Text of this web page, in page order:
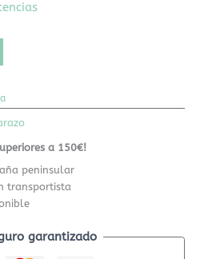
a 150€!
peninsular
transportista
garantizado